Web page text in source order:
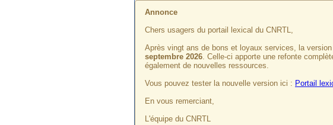
Annonce
Chers usagers du portail lexical du CNRTL,
Après vingt ans de bons et loyaux services, la
septembre 2026. Celle-ci apporte une refonte
également de nouvelles ressources.
Vous pouvez tester la nouvelle version ici : Portail
En vous remerciant,
L'équipe du CNRTL